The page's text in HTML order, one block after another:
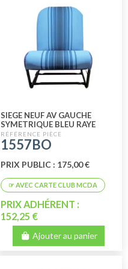
SIEGE NEUF AV GAUCHE
SYMETRIQUE BLEU RAYE
1557BO
PRIX PUBLIC : 175,00 €
PRIX ADHÉRENT :
152,25 €
Ajouter au panier